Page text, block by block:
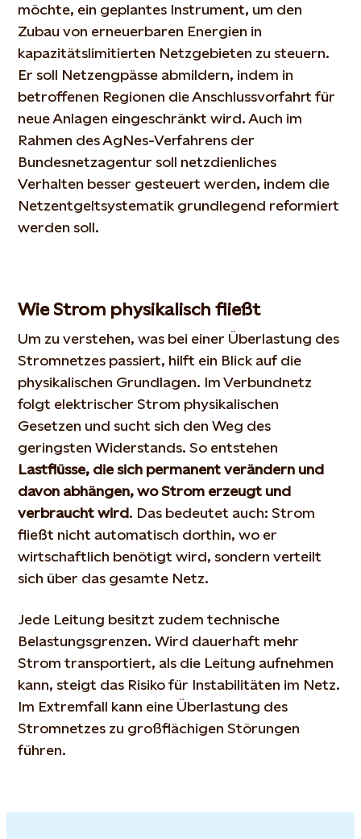
möchte, ein geplantes Instrument, um den
Zubau von erneuerbaren Energien in
kapazitätslimitierten Netzgebieten zu steuern.
Er soll Netzengpässe abmildern, indem in
betroffenen Regionen die Anschlussvorfahrt für
neue Anlagen eingeschränkt wird. Auch im
Rahmen des AgNes-Verfahrens der
Bundesnetzagentur soll netzdienliches
Verhalten besser gesteuert werden, indem die
Netzentgeltsystematik grundlegend reformiert
werden soll.
Wie Strom physikalisch fließt
Um zu verstehen, was bei einer Überlastung des
Stromnetzes passiert, hilft ein Blick auf die
physikalischen Grundlagen. Im Verbundnetz
folgt elektrischer Strom physikalischen
Gesetzen und sucht sich den Weg des
geringsten Widerstands. So entstehen
Lastflüsse, die sich permanent verändern und
davon abhängen, wo Strom erzeugt und
verbraucht wird. Das bedeutet auch: Strom
fließt nicht automatisch dorthin, wo er
wirtschaftlich benötigt wird, sondern verteilt
sich über das gesamte Netz.
Jede Leitung besitzt zudem technische
Belastungsgrenzen. Wird dauerhaft mehr
Strom transportiert, als die Leitung aufnehmen
kann, steigt das Risiko für Instabilitäten im Netz.
Im Extremfall kann eine Überlastung des
Stromnetzes zu großflächigen Störungen
führen.